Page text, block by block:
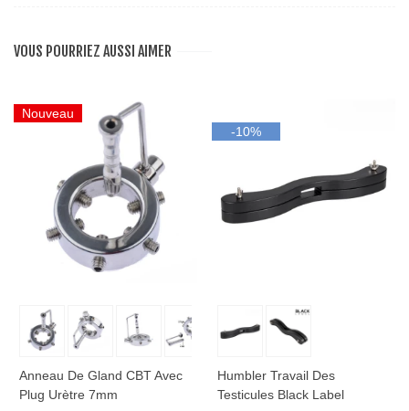
VOUS POURRIEZ AUSSI AIMER
Nouveau
Anneau De Gland CBT Avec
Plug Urètre 7mm
-10%
Humbler Travail Des
Testicules Black Label